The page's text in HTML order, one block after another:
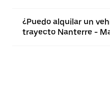
¿Puedo alquilar un
trayecto Nanterre -